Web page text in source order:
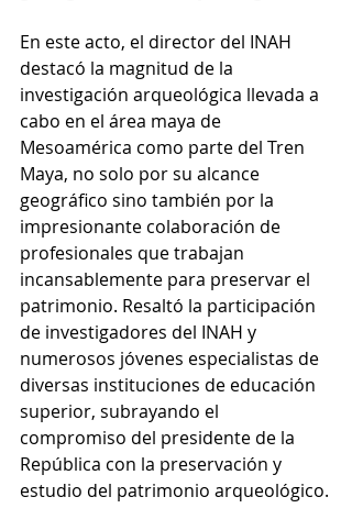
En este acto, el director del INAH
destacó la magnitud de la
investigación arqueológica llevada a
cabo en el área maya de
Mesoamérica como parte del Tren
Maya, no solo por su alcance
geográfico sino también por la
impresionante colaboración de
profesionales que trabajan
incansablemente para preservar el
patrimonio. Resaltó la participación
de investigadores del INAH y
numerosos jóvenes especialistas de
diversas instituciones de educación
superior, subrayando el
compromiso del presidente de la
República con la preservación y
estudio del patrimonio arqueológico.